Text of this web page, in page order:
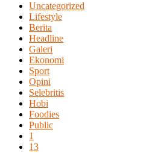
Uncategorized
Lifestyle
Berita
Headline
Galeri
Ekonomi
Sport
Opini
Selebritis
Hobi
Foodies
Public
1
13